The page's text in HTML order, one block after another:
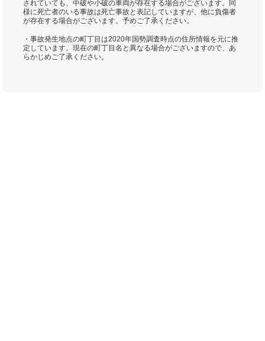
されていても、中破や小破の車両が存在する場合がございます。同
様に死亡者のいる事故は死亡事故と表記していますが、他に負傷者
が存在する場合がございます。予めご了承ください。
・事故発生地点の町丁目は2020年国勢調査時点の住所情報を元に推
定しています。現在の町丁目名と異なる場合がございますので、あ
らかじめご了承ください。